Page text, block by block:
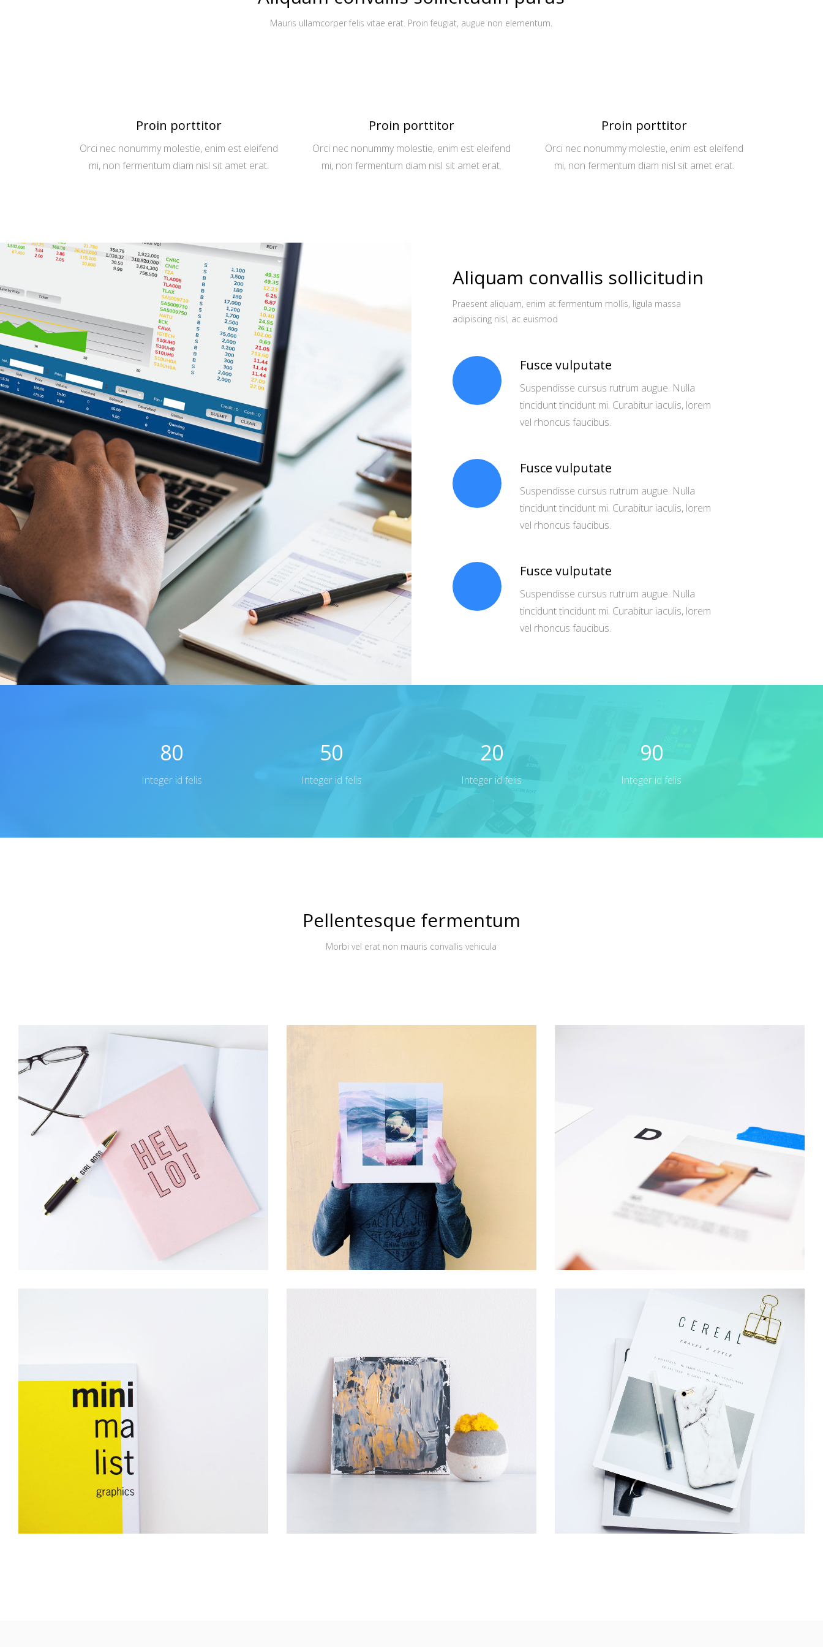
Mauris ullamcorper felis vitae erat. Proin feugiat, augue non elementum.
Proin porttitor
Orci nec nonummy molestie, enim est eleifend
mi, non fermentum diam nisl sit amet erat.
Proin porttitor
Orci nec nonummy molestie, enim est eleifend
mi, non fermentum diam nisl sit amet erat.
Proin porttitor
Orci nec nonummy molestie, enim est eleifend
mi, non fermentum diam nisl sit amet erat.
Aliquam convallis sollicitudin
Praesent aliquam, enim at fermentum mollis, ligula massa
adipiscing nisl, ac euismod
Fusce vulputate
Suspendisse cursus rutrum augue. Nulla
tincidunt tincidunt mi. Curabitur iaculis, lorem
vel rhoncus faucibus.
Fusce vulputate
Suspendisse cursus rutrum augue. Nulla
tincidunt tincidunt mi. Curabitur iaculis, lorem
vel rhoncus faucibus.
Fusce vulputate
Suspendisse cursus rutrum augue. Nulla
tincidunt tincidunt mi. Curabitur iaculis, lorem
vel rhoncus faucibus.
80
Integer id felis
50
Integer id felis
20
Integer id felis
90
Integer id felis
Pellentesque fermentum
Morbi vel erat non mauris convallis vehicula